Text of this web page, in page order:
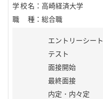
学校名 ： 高崎経済大学
職種 ： 総合職
エントリーシート
テスト
面接開始
最終面接
内定・内々定